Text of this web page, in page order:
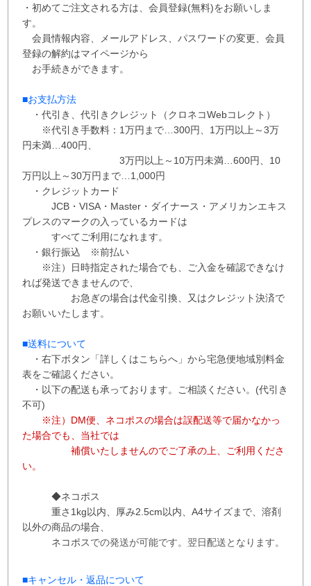
・初めてご注文される方は、会員登録(無料)をお願いしま
す。
会員情報内容、メールアドレス、パスワードの変更、会員
登録の解約はマイページから
お手続きができます。
■お支払方法
・代引き、代引きクレジット（クロネコWebコレクト）
※代引き手数料： 1万円まで…300円、 1万円以上～3万
円未満…400円、
3万円以上～10万円未満…600円、 10
万円以上～30万円まで…1,000円
・クレジットカード
JCB・VISA・Master・ダイナース・アメリカンエキス
プレスのマークの入っているカードは
すべてご利用になれます。
・銀行振込 ※前払い
※注）日時指定された場合でも、ご入金を確認できなけ
れば発送できませんので、
お急ぎの場合は代金引換、又はクレジット決済で
お願いいたします。
■送料について
・右下ボタン 「詳しくはこちらへ」から宅急便地域別料金
表をご確認ください。
・以下の配送も承っております。ご相談ください。(代引き
不可)
※注）DM便、ネコポスの場合は誤配送等で届かなかっ
た場合でも、当社では
補償いたしませんのでご了承の上、ご利用くださ
い。
◆ネコポス
重さ1kg以内、 厚み2.5cm以内、A4サイズまで、溶剤
以外の商品の場合、
ネコポスでの発送が可能です。 翌日配送となります。
■キャンセル・返品について